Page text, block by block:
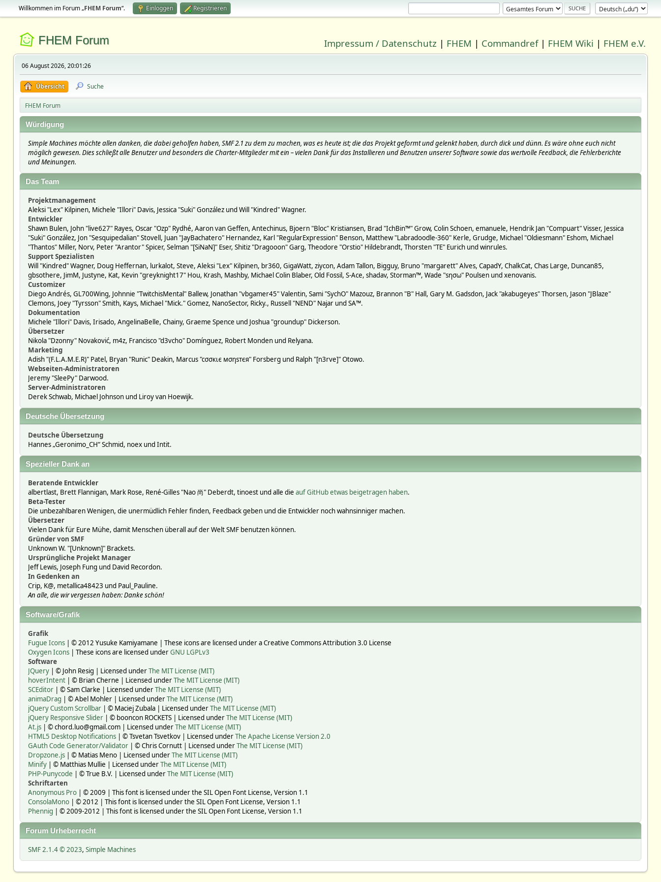
Willkommen im Forum „FHEM Forum“. Einloggen Registrieren
FHEM Forum Impressum / Datenschutz | FHEM | Commandref| FHEM Wiki | FHEM e.V.
06 August 2026, 20:01:26
Übersicht Suche
FHEM Forum
Würdigung
Simple Machines möchte allen danken, die dabei geholfen haben, SMF 2.1 zu dem zu machen, was es heute ist; die das Projekt geformt und gelenkt haben, durch dick und dünn. Es wäre ohne euch nicht
möglich gewesen. Dies schließt alle Benutzer und besonders die Charter-Mitglieder mit ein – vielen Dank für das Installieren und Benutzen unserer Software sowie das wertvolle Feedback, die Fehlerberichte
und Meinungen.
Das Team
Projektmanagement
Aleksi "Lex" Kilpinen, Michele "Illori" Davis, Jessica "Suki" González und Will "Kindred" Wagner.
Entwickler
Shawn Bulen, John "live627" Rayes, Oscar "Ozp" Rydhé, Aaron van Geffen, Antechinus, Bjoern "Bloc" Kristiansen, Brad "IchBin™" Grow, Colin Schoen, emanuele, Hendrik Jan "Compuart" Visser, Jessica
"Suki" González, Jon "Sesquipedalian" Stovell, Juan "JayBachatero" Hernandez, Karl "RegularExpression" Benson, Matthew "Labradoodle-360" Kerle, Grudge, Michael "Oldiesmann" Eshom, Michael
"Thantos" Miller, Norv, Peter "Arantor" Spicer, Selman "[SiNaN]" Eser, Shitiz "Dragooon" Garg, Theodore "Orstio" Hildebrandt, Thorsten "TE" Eurich und winrules.
Support Spezialisten
Will "Kindred" Wagner, Doug Heffernan, lurkalot, Steve, Aleksi "Lex" Kilpinen, br360, GigaWatt, ziycon, Adam Tallon, Bigguy, Bruno "margarett" Alves, CapadY, ChalkCat, Chas Large, Duncan85,
gbsothere, JimM, Justyne, Kat, Kevin "greyknight17" Hou, Krash, Mashby, Michael Colin Blaber, Old Fossil, S-Ace, shadav, Storman™, Wade "sησω" Poulsen und xenovanis.
Customizer
Diego Andrés, GL700Wing, Johnnie "TwitchisMental" Ballew, Jonathan "vbgamer45" Valentin, Sami "SychO" Mazouz, Brannon "B" Hall, Gary M. Gadsdon, Jack "akabugeyes" Thorsen, Jason "JBlaze"
Clemons, Joey "Tyrsson" Smith, Kays, Michael "Mick." Gomez, NanoSector, Ricky., Russell "NEND" Najar und SA™.
Dokumentation
Michele "Illori" Davis, Irisado, AngelinaBelle, Chainy, Graeme Spence und Joshua "groundup" Dickerson.
Übersetzer
Nikola "Dzonny" Novaković, m4z, Francisco "d3vcho" Domínguez, Robert Monden und Relyana.
Marketing
Adish "(F.L.A.M.E.R)" Patel, Bryan "Runic" Deakin, Marcus "cσσкιє мσηѕтєя" Forsberg und Ralph "[n3rve]" Otowo.
Webseiten-Administratoren
Jeremy "SleePy" Darwood.
Server-Administratoren
Derek Schwab, Michael Johnson und Liroy van Hoewijk.
Deutsche Übersetzung
Deutsche Übersetzung
Hannes „Geronimo_CH“ Schmid, noex und Intit.
Spezieller Dank an
Beratende Entwickler
albertlast, Brett Flannigan, Mark Rose, René-Gilles "Nao 尚" Deberdt, tinoest und alle die auf GitHub etwas beigetragen haben.
Beta-Tester
Die unbezahlbaren Wenigen, die unermüdlich Fehler finden, Feedback geben und die Entwickler noch wahnsinniger machen.
Übersetzer
Vielen Dank für Eure Mühe, damit Menschen überall auf der Welt SMF benutzen können.
Gründer von SMF
Unknown W. "[Unknown]" Brackets.
Ursprüngliche Projekt Manager
Jeff Lewis, Joseph Fung und David Recordon.
In Gedenken an
Crip, K@, metallica48423 und Paul_Pauline.
An alle, die wir vergessen haben: Danke schön!
Software/Grafik
Grafik
Fugue Icons| © 2012 Yusuke Kamiyamane | These icons are licensed under a Creative Commons Attribution 3.0 License
Oxygen Icons| These icons are licensed underGNU LGPLv3
Software
JQuery| © John Resig | Licensed underThe MIT License (MIT)
hoverIntent| © Brian Cherne | Licensed underThe MIT License (MIT)
SCEditor| © Sam Clarke | Licensed underThe MIT License (MIT)
animaDrag | © Abel Mohler | Licensed underThe MIT License (MIT)
jQuery Custom Scrollbar| © Maciej Zubala | Licensed underThe MIT License (MIT)
jQuery Responsive Slider| © booncon ROCKETS | Licensed underThe MIT License (MIT)
At.js| © chord.luo@gmail.com | Licensed underThe MIT License (MIT)
HTML5 Desktop Notifications| © Tsvetan Tsvetkov | Licensed underThe Apache License Version 2.0
GAuth Code Generator/Validator| © Chris Cornutt | Licensed underThe MIT License (MIT)
Dropzone.js| © Matias Meno | Licensed underThe MIT License (MIT)
Minify| © Matthias Mullie | Licensed underThe MIT License (MIT)
PHP-Punycode | © True B.V. | Licensed underThe MIT License (MIT)
Schriftarten
Anonymous Pro| © 2009 | This font is licensed under the SIL Open Font License, Version 1.1
ConsolaMono| © 2012 | This font is licensed under the SIL Open Font License, Version 1.1
Phennig | © 2009-2012 | This font is licensed under the SIL Open Font License, Version 1.1
Forum Urheberrecht
SMF 2.1.4 © 2023, Simple Machines